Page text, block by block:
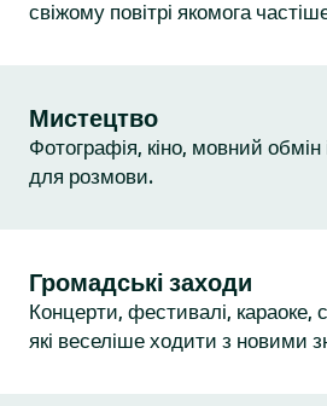
свіжому повітрі якомога
Мистецтво
Фотографія, кіно, мовний
для розмови.
Громадські заходи
Концерти, фестивалі, караоке,
які веселіше ходити з новими